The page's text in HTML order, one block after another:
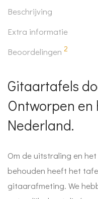
Beschrijving
Extra informatie
Beoordelingen 2
Gitaartafels
Ontworpen
Nederland.
Om de uitstraling en
behouden heeft het
gitaarafmeting. We